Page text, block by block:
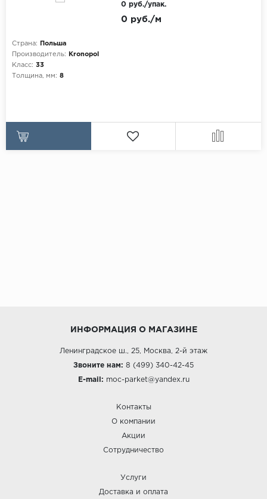
Страна:
Польша
Производитель:
Kronopol
Класс: 33
Толщина, мм: 8
0 руб./м
0 руб./упак.
ИНФОРМАЦИЯ О МАГАЗИНЕ
Ленинградское ш., 25, Москва, 2-й этаж
Звоните нам: 8 (499) 340-42-45
E-mail: moc-parket@yandex.ru
Контакты
О компании
Акции
Сотрудничество
Услуги
Доставка и оплата